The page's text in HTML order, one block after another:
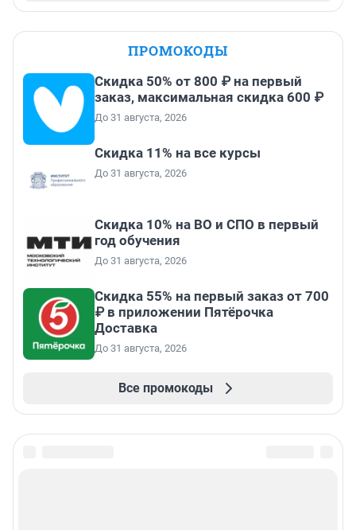
ПРОМОКОДЫ
Скидка 50% от 800 ₽ на первый
заказ, максимальная скидка 600 ₽
До 31 августа, 2026
Скидка 11% на все курсы
До 31 августа, 2026
Скидка 10% на ВО и СПО в первый
год обучения
До 31 августа, 2026
Скидка 55% на первый заказ от 700
₽ в приложении Пятёрочка
Доставка
До 31 августа, 2026
Все промокоды